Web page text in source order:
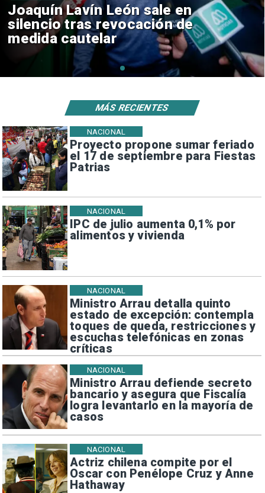
Chile y Venezuela formalizan
reinicio de relaciones
consulares
Proyecto propone sumar feriado
el 17 de septiembre para Fiestas
Patrias
NACIONAL
IPC de julio aumenta 0,1% por
alimentos y vivienda
NACIONAL
Ministro Arrau detalla quinto
estado de excepción: contempla
toques de queda, restricciones y
escuchas telefónicas en zonas
críticas
NACIONAL
Ministro Arrau defiende secreto
bancario y asegura que Fiscalía
logra levantarlo en la mayoría de
casos
NACIONAL
Actriz chilena compite por el
Oscar con Penélope Cruz y Anne
Hathaway
NACIONAL
MÁS RECIENTES